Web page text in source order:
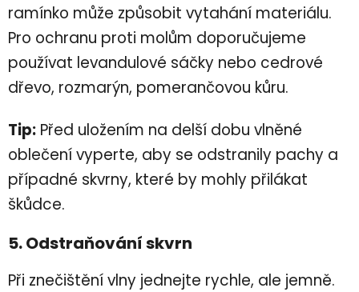
ramínko může způsobit vytahání materiálu.
Pro ochranu proti molům doporučujeme
používat levandulové sáčky nebo cedrové
dřevo, rozmarýn, pomerančovou kůru.
Tip: Před uložením na delší dobu vlněné
oblečení vyperte, aby se odstranily pachy a
případné skvrny, které by mohly přilákat
škůdce.
5. Odstraňování skvrn
Při znečištění vlny jednejte rychle, ale jemně.